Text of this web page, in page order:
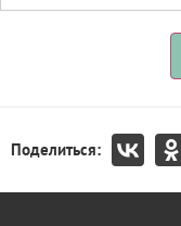
Поделиться: